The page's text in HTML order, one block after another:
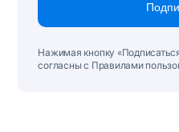
Нажимая кнопку
согласны с Правилами